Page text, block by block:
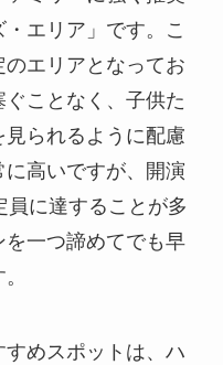
エリア」です。こ
エリアとなってお
ことなく、子供た
られるように配慮
高いですが、開演
に達することが多
一つ諦めてでも早
めスポットは、ハ